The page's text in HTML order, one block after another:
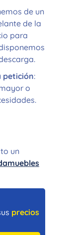
de un
de la
para
petición:
o
un
precios